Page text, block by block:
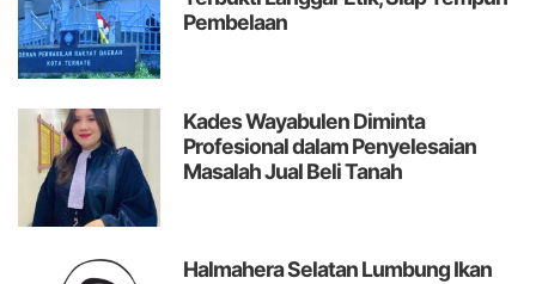
Pembelaan
Kades Wayabulen Diminta
Profesional dalam Penyelesaian
Masalah Jual Beli Tanah
Halmahera Selatan Lumbung Ikan